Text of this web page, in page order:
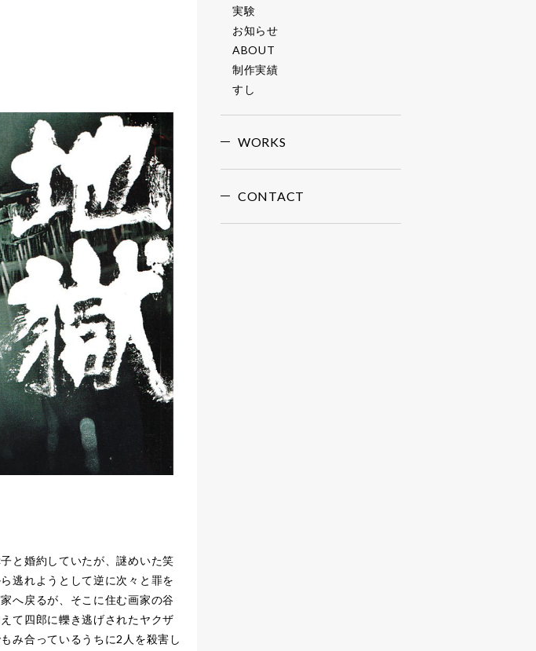
と婚約していたが、謎めいた笑
逃れようとして逆に次々と罪を
へ戻るが、そこに住む画家の谷
て四郎に轢き逃げされたヤクザ
み合っているうちに2人を殺害し
実験
お知らせ
ABOUT
制作実績
すし
WORKS
CONTACT